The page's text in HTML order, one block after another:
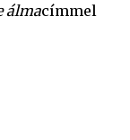
álmacímmel